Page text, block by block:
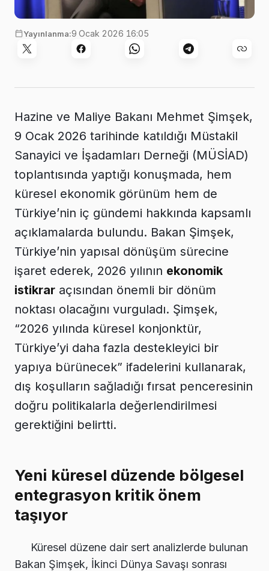
Yayınlanma:9 Ocak 2026 16:05
Hazine ve Maliye Bakanı Mehmet Şimşek,
9 Ocak 2026 tarihinde katıldığı Müstakil
Sanayici ve İşadamları Derneği (MÜSİAD)
toplantısında yaptığı konuşmada, hem
küresel ekonomik görünüm hem de
Türkiye’nin iç gündemi hakkında kapsamlı
açıklamalarda bulundu. Bakan Şimşek,
Türkiye’nin yapısal dönüşüm sürecine
işaret ederek, 2026 yılının ekonomik
istikrar açısından önemli bir dönüm
noktası olacağını vurguladı. Şimşek,
“2026 yılında küresel konjonktür,
Türkiye’yi daha fazla destekleyici bir
yapıya bürünecek” ifadelerini kullanarak,
dış koşulların sağladığı fırsat penceresinin
doğru politikalarla değerlendirilmesi
gerektiğini belirtti.
Yeni küresel düzende bölgesel
entegrasyon kritik önem
taşıyor
Küresel düzene dair sert analizlerde bulunan
Bakan Şimşek, İkinci Dünya Savaşı sonrası